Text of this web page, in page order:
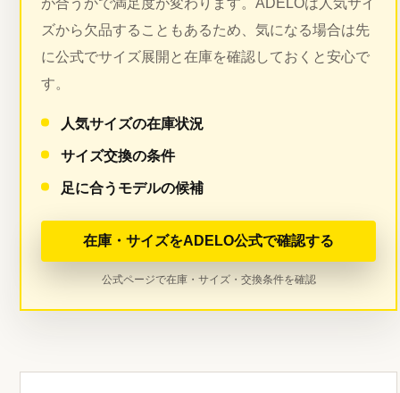
が合うかで満足度が変わります。ADELOは人気サイ
ズから欠品することもあるため、気になる場合は先
に公式でサイズ展開と在庫を確認しておくと安心で
す。
人気サイズの在庫状況
サイズ交換の条件
足に合うモデルの候補
在庫・サイズをADELO公式で確認する
公式ページで在庫・サイズ・交換条件を確認